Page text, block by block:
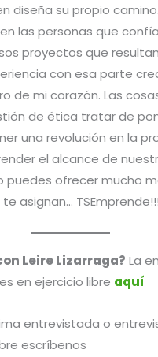
diseña su propio
las personas que
proyectos que
con esa parte
de mi corazón. Las
de ética tratar de
una revolución en la
el alcance de
ofrecer mucho
asignan… TSEmprende!!!
Leire Lizarraga? La
en ejercicio libre aquí
entrevistada o
escríbenos